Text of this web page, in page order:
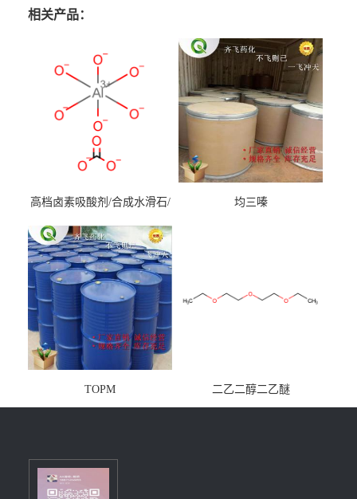
相关产品：
高档卤素吸酸剂/合成水滑石/
均三嗪
TOPM 二乙二醇二乙醚